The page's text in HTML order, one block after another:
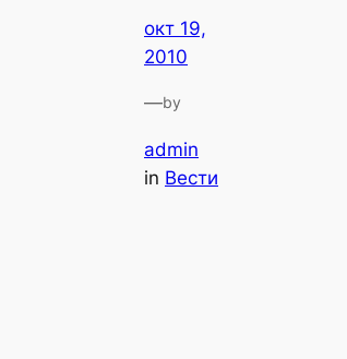
окт 19,
2010
—by
admin
in Вести